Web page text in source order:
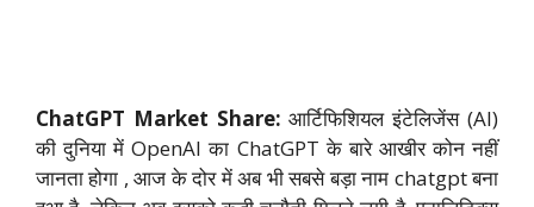
ChatGPT Market Share:आर्टिफिशियल इंटेलिजेंस (AI)
की दुनिया में OpenAI का ChatGPT के बारे आखीर कोन नहीं
जानता होगा , आज के दोर में अब भी सबसे बड़ा नाम chatgpt बना